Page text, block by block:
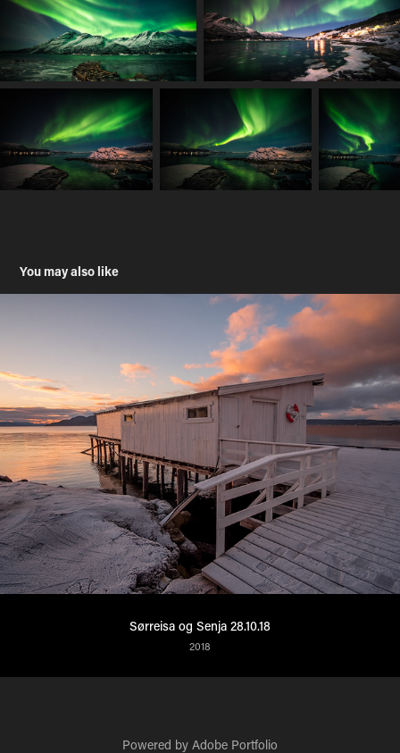
You may also like
Sørreisa og Senja 28.10.18
2018
Powered by Adobe Portfolio